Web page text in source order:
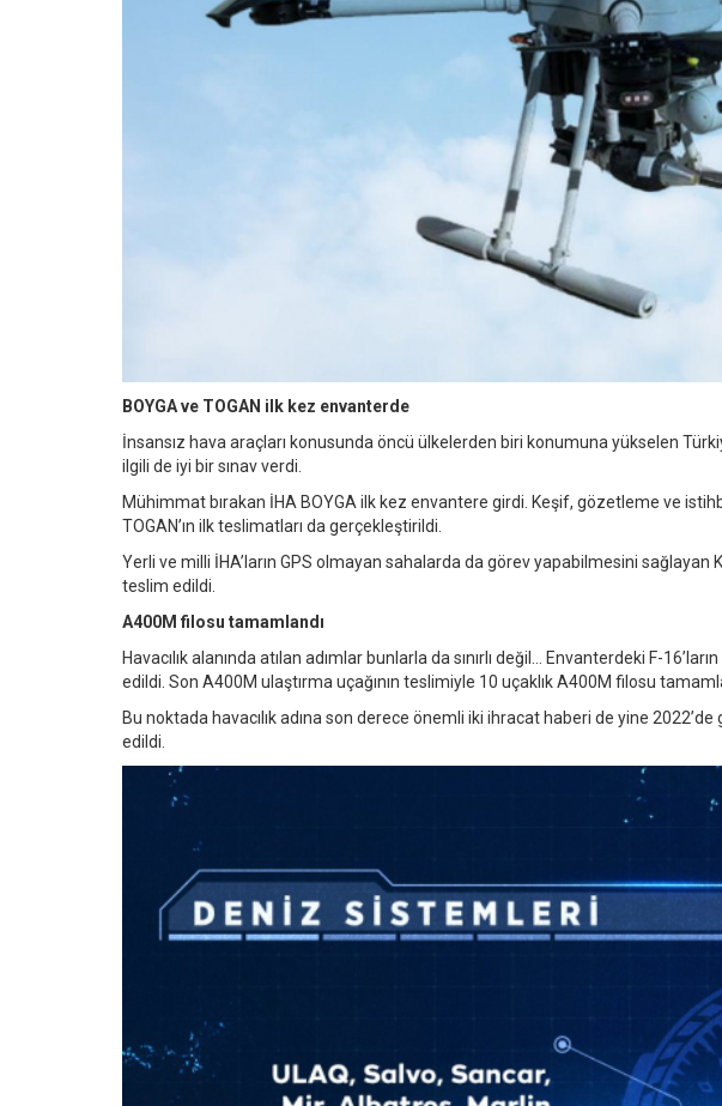
BOYGA ve TOGAN ilk kez envanterde
İnsansız hava araçları konusunda öncü ülkelerden biri konumuna yükselen
ilgili de iyi bir sınav verdi.
Mühimmat bırakan İHA BOYGA ilk kez envantere girdi. Keşif, gözetleme ve
TOGAN’ın ilk teslimatları da gerçekleştirildi.
Yerli ve milli İHA’ların GPS olmayan sahalarda da görev yapabilmesini sağlayan
teslim edildi.
A400M filosu tamamlandı
Havacılık alanında atılan adımlar bunlarla da sınırlı değil… Envanterdeki F-
edildi. Son A400M ulaştırma uçağının teslimiyle 10 uçaklık A400M filosu
Bu noktada havacılık adına son derece önemli iki ihracat haberi de yine
edildi.